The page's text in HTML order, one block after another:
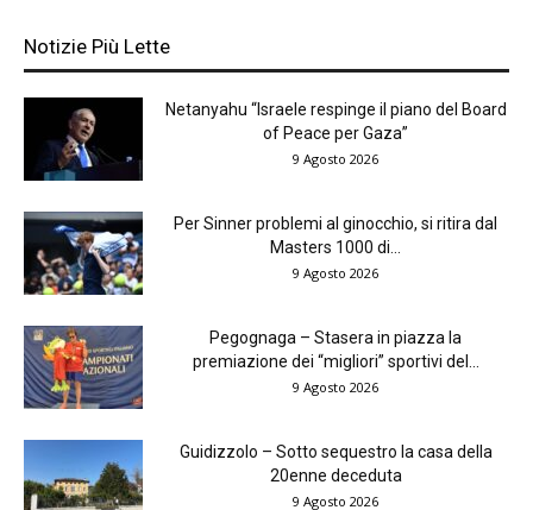
Notizie Più Lette
Netanyahu “Israele respinge il piano del Board
of Peace per Gaza”
9 Agosto 2026
Per Sinner problemi al ginocchio, si ritira dal
Masters 1000 di...
9 Agosto 2026
Pegognaga – Stasera in piazza la
premiazione dei “migliori” sportivi del...
9 Agosto 2026
Guidizzolo – Sotto sequestro la casa della
20enne deceduta
9 Agosto 2026